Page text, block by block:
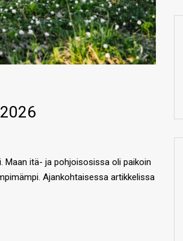
Maan itä- ja pohjoisosissa oli paikoin
Ajankohtaisessa artikkelissa